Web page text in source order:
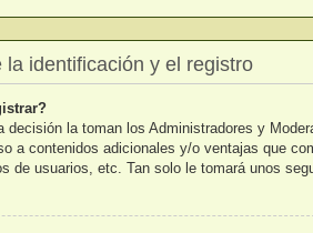
la identificación y el registro
decisión la toman los Administradores y
a contenidos adicionales y/o ventajas que
de usuarios, etc. Tan solo le tomará unos